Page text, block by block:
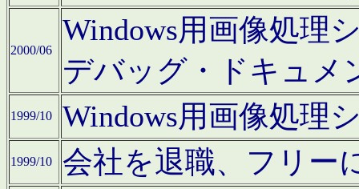
2000/06
Windows用画像処理
デバッグ・ドキュメ
1999/10 Windows用画像処理
1999/10 会社を退職、フリー